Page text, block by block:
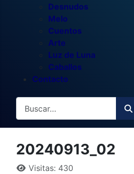
Desnudos
Melo
Cuentos
Arte
Luz de Luna
Caballos
Contacto
Buscar
20240913_02
Detalles
Visitas: 430